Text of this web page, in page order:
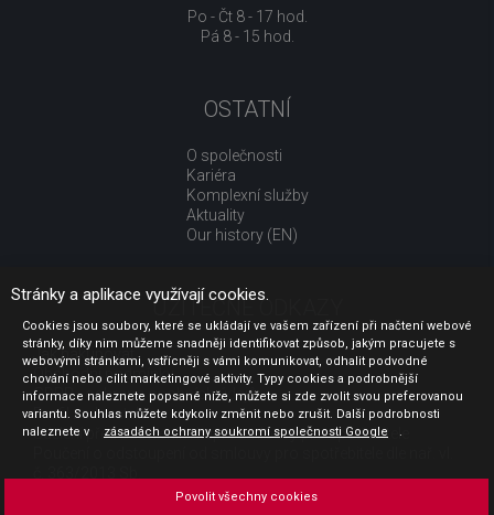
Po - Čt 8 - 17 hod.
Pá 8 - 15 hod.
OSTATNÍ
O společnosti
Kariéra
Komplexní služby
Aktuality
Our history (EN)
UŽITEČNÉ ODKAZY
Jak nakupovat
Obchodní podmínky
GDPR - ochrana osobních údajů
Profil zadavatele
Sdělení před uzavřením kupní smlouvy pro spotřebitele
Stránky a aplikace využívají cookies.
Cookies jsou soubory, které se ukládají ve vašem zařízení při načtení webové
stránky, díky nim můžeme snadněji identifikovat způsob, jakým pracujete s
webovými stránkami, vstřícněji s vámi komunikovat, odhalit podvodné
chování nebo cílit marketingové aktivity. Typy cookies a podrobnější
informace naleznete popsané níže, můžete si zde zvolit svou preferovanou
variantu. Souhlas můžete kdykoliv změnit nebo zrušit. Další podrobnosti
naleznete v
zásadách ochrany soukromí společnosti Google .
Povolit všechny cookies